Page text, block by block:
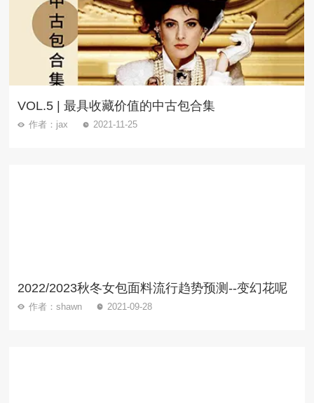
VOL.5 | 最具收藏价值的中古包合集
作者：jax 2021-11-25
2022/2023秋冬女包面料流行趋势预测--变幻花呢
作者：shawn 2021-09-28